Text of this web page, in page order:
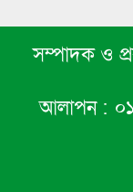
সম্পাদক ও
আলাপন :